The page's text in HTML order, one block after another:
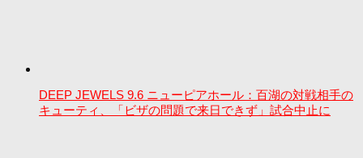
DEEP JEWELS 9.6 ニューピアホール：百湖の対戦相手の
キューティ、「ビザの問題で来日できず」試合中止に